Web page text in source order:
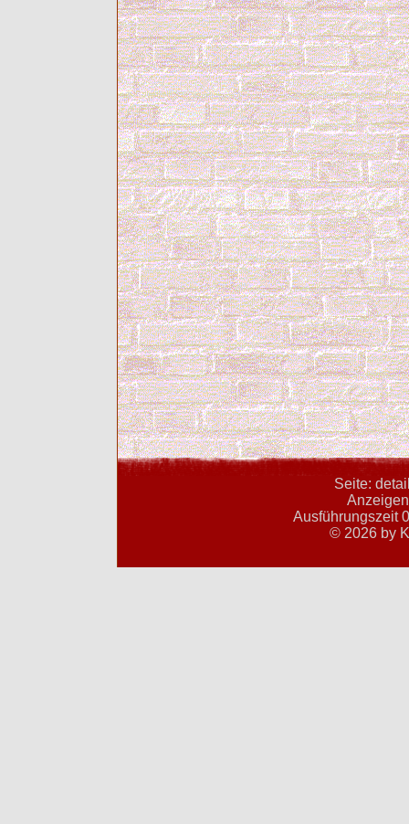
Seite:
Ausführungszeit
© 2026 by